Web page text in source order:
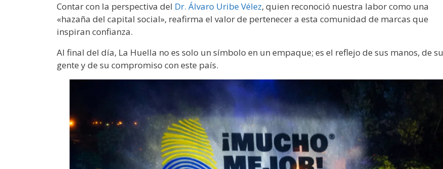
Contar con la perspectiva del Dr. Álvaro Uribe Vélez, quien reconoció nuestra labor como una
«hazaña del capital social», reafirma el valor de pertenecer a esta comunidad de marcas que
inspiran confianza.
Al final del día, La Huella no es solo un símbolo en un empaque; es el reflejo de sus manos, de su
gente y de su compromiso con este país.